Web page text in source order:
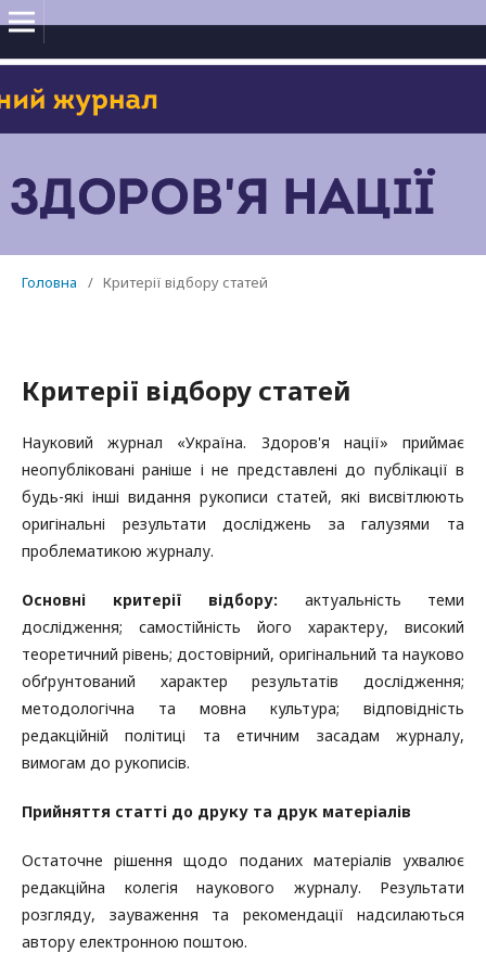
Головна / Критерії відбору статей
Критерії відбору статей
Науковий журнал «Україна. Здоров'я нації» приймає
неопубліковані раніше і не представлені до публікації в
будь-які інші видання рукописи статей, які висвітлюють
оригінальні результати досліджень за галузями та
проблематикою журналу.
Основні критерії відбору: актуальність теми
дослідження; самостійність його характеру, високий
теоретичний рівень; достовірний, оригінальний та науково
обґрунтований характер результатів дослідження;
методологічна та мовна культура; відповідність
редакційній політиці та етичним засадам журналу,
вимогам до рукописів.
Прийняття статті до друку та друк матеріалів
Остаточне рішення щодо поданих матеріалів ухвалює
редакційна колегія наукового журналу. Результати
розгляду, зауваження та рекомендації надсилаються
автору електронною поштою.